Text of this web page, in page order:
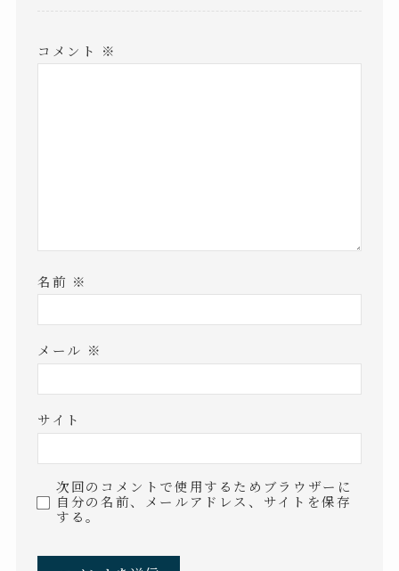
コメント ※
名前 ※
メール ※
サイト
次回のコメントで使用するためブラウザーに
自分の名前、メールアドレス、サイトを保存
する。